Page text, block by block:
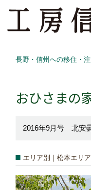
長野・信州への移住・
おひさまの
2016年9月号 北安
エリア別｜松本エリア